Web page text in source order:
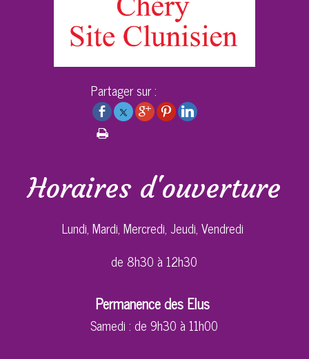
Partager sur :
Horaires d'ouverture
Lundi, Mardi, Mercredi, Jeudi, Vendredi
de 8h30 à 12h30
Permanence des Elus
Samedi : de 9h30 à 11h00